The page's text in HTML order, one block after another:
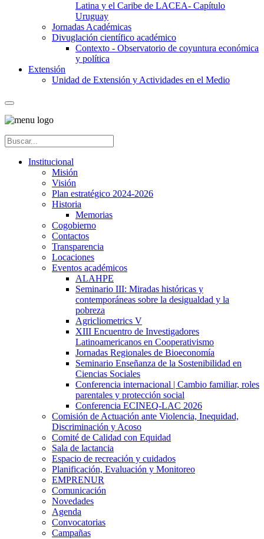
Latina y el Caribe de LACEA- Capítulo
Uruguay
Jornadas Académicas
Divuglación científico académico
Contexto - Observatorio de coyuntura económica
y política
Extensión
Unidad de Extensión y Actividades en el Medio
Institucional
Misión
Visión
Plan estratégico 2024-2026
Historia
Memorias
Cogobierno
Contactos
Transparencia
Locaciones
Eventos académicos
ALAHPE
Seminario III: Miradas históricas y
contemporáneas sobre la desigualdad y la
pobreza
Agricliometrics V
XIII Encuentro de Investigadores
Latinoamericanos en Cooperativismo
Jornadas Regionales de Bioeconomía
Seminario Enseñanza de la Sostenibilidad en
Ciencias Sociales
Conferencia internacional | Cambio familiar, roles
parentales y protección social
Conferencia ECINEQ-LAC 2026
Comisión de Actuación ante Violencia, Inequidad,
Discriminación y Acoso
Comité de Calidad con Equidad
Sala de lactancia
Espacio de recreación y cuidados
Planificación, Evaluación y Monitoreo
EMPRENUR
Comunicación
Novedades
Agenda
Convocatorias
Campañas